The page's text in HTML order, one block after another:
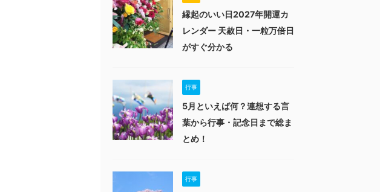
縁起のいい日2027年開運カ
レンダー 天赦日・一粒万倍日
がすぐ分かる
行事
5月といえば何？連想する言
葉から行事・記念日まで総ま
とめ！
行事